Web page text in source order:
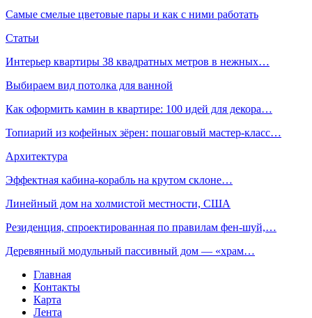
Самые смелые цветовые пары и как с ними работать
Статьи
Интерьер квартиры 38 квадратных метров в нежных…
Выбираем вид потолка для ванной
Как оформить камин в квартире: 100 идей для декора…
Топиарий из кофейных зёрен: пошаговый мастер-класс…
Архитектура
Эффектная кабина-корабль на крутом склоне…
Линейный дом на холмистой местности, США
Резиденция, спроектированная по правилам фен-шуй,…
Деревянный модульный пассивный дом — «храм…
Главная
Контакты
Карта
Лента